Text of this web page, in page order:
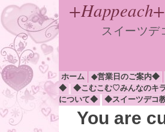
+Happeach+
スイーツ
ホーム ◆営業日のご案内◆
◆
◆こむこむ♡みんなのキ
について◆
◆スイーツデコ
You are